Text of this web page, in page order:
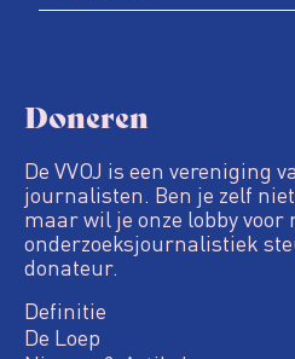
Doneren
De VVOJ is een vereniging
journalisten. Ben je zelf
maar wil je onze lobby voor
onderzoeksjournalistiek
donateur.
Definitie
De Loep